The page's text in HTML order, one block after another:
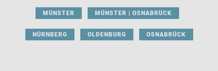
MÜNSTER MÜNSTER | OSNABRÜCK
NÜRNBERG OLDENBURG OSNABRÜCK